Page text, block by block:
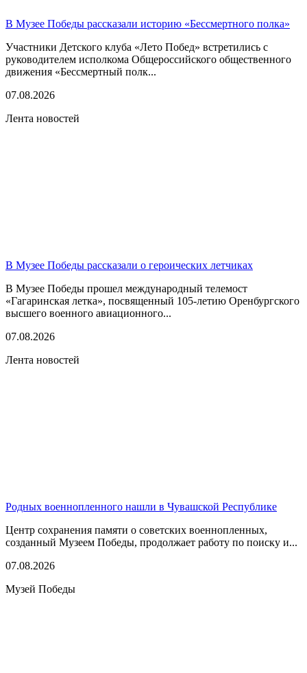
В Музее Победы рассказали историю «Бессмертного полка»
Участники Детского клуба «Лето Побед» встретились с
руководителем исполкома Общероссийского общественного
движения «Бессмертный полк...
07.08.2026
Лента новостей
В Музее Победы рассказали о героических летчиках
В Музее Победы прошел международный телемост
«Гагаринская летка», посвященный 105-летию Оренбургского
высшего военного авиационного...
07.08.2026
Лента новостей
Родных военнопленного нашли в Чувашской Республике
Центр сохранения памяти о советских военнопленных,
созданный Музеем Победы, продолжает работу по поиску и...
07.08.2026
Музей Победы